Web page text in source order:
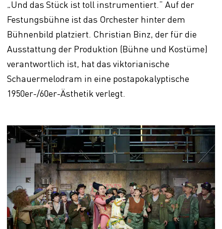
„Und das Stück ist toll instrumentiert.“ Auf der
Festungsbühne ist das Orchester hinter dem
Bühnenbild platziert. Christian Binz, der für die
Ausstattung der Produktion (Bühne und Kostüme)
verantwortlich ist, hat das viktorianische
Schauermelodram in eine postapokalyptische
1950er-/60er-Ästhetik verlegt.